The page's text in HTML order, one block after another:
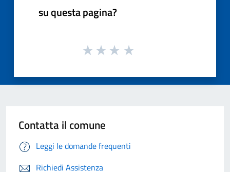
su questa pagina?
Contatta il comune
Leggi le domande frequenti
Richiedi Assistenza